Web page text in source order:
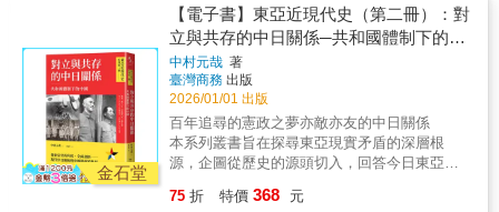
非單憑身分與出身，推動了社會文化的重組。
宋代的開封展現了都市繁華與經濟活力，《東
京夢華錄》與〈清明上河圖〉生動描繪了城市
生活與商業秩序；同時，西亞的烏里瑪在法
學、歷史、文學上的著述，透過手抄本與學校
傳播，滲透至日常生活。這些文化與制度的演
變，與歐洲同期的中世紀社會相呼應。《文化
的成熟與武人的崛起》展現了亞洲中世紀的特
現能力。文人、武將與宗教學者的崛起，使這
間，書寫了人民與時代的苦難。• 安祿山：身兼
將領與叛亂者，以反叛之舉震撼唐帝國根基，
象徵時代的矛盾與撕裂。• 馬蒙：阿拔斯王朝的
哈里發，以政治手腕與學術贊助鞏固伊斯蘭帝
國，開啟文明的新風貌。• 松贊干布：西藏贊
普，吸納佛教與傳統文化，奠定高原政權的正
統性。• 王建：高麗王朝的奠基者，以軍事與外
交手段建立新王朝，塑造朝鮮半島的新秩序。
《歐亞大陸的東西兩帝國》作為《亞洲人物
史》第三卷，聚焦於六至十一世紀的歷史人
金石堂
【電子書】東亞近現代史（第二冊）：對
立與共存的中日關係─共和國體制下的中
國
中村元哉 著
臺灣商務 出版
2026/01/01 出版
百年追尋的憲政之夢亦敵亦友的中日關係
本系列叢書旨在探尋東亞現實矛盾的深層根
源，企圖從歷史的源頭切入，回答今日東亞局
學術研究成果為基礎，聚焦日、中、韓三國如
75 折 特價 368 元